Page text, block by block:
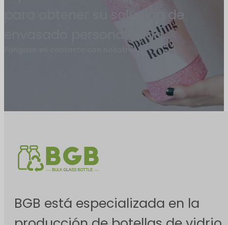
para obtener su solución de
envasado personalizada.
Póngase en contacto con nosotros
BGB está especializada en la